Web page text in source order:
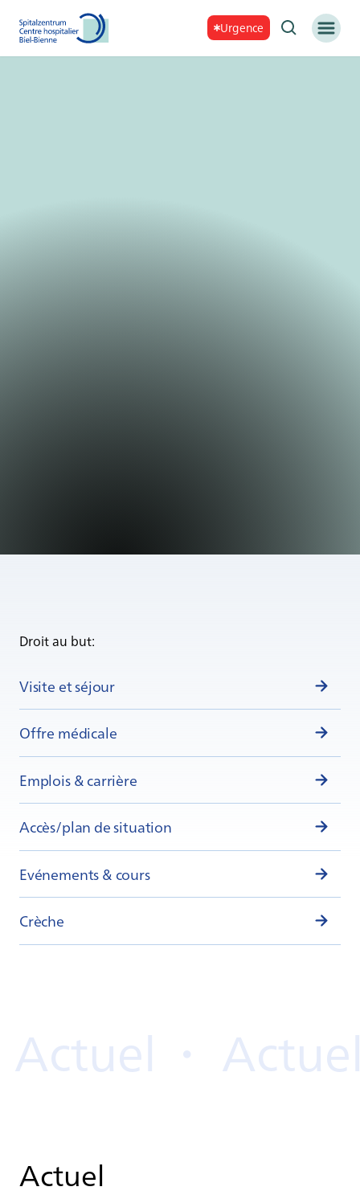
Urgence
Droit au but:
Visite et séjour
Offre médicale
Emplois & carrière
Accès/plan de situation
Evénements & cours
Crèche
・ Actuel
Actuel